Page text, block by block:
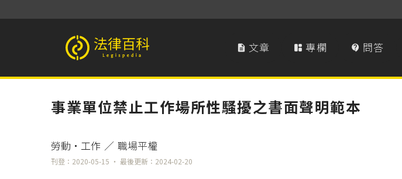
法律百科 Legispedia  文章  專欄  問答
事業單位禁止工作場所性騷擾之書面聲明範本
勞動‧工作 ／ 職場平權
刊登：2020-05-15 ‧ 最後更新：2024-02-20